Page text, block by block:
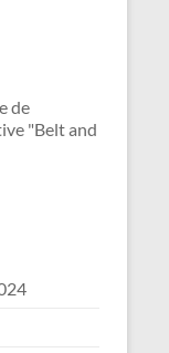
de
"Belt and